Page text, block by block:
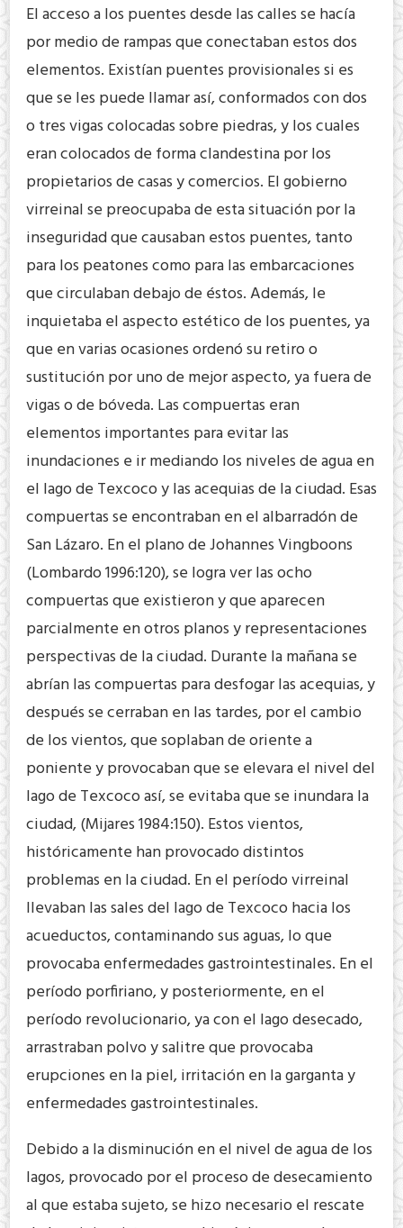
El acceso a los puentes desde las calles se hacía
por medio de rampas que conectaban estos dos
elementos. Existían puentes provisionales si es
que se les puede llamar así, conformados con dos
o tres vigas colocadas sobre piedras, y los cuales
eran colocados de forma clandestina por los
propietarios de casas y comercios. El gobierno
virreinal se preocupaba de esta situación por la
inseguridad que causaban estos puentes, tanto
para los peatones como para las embarcaciones
que circulaban debajo de éstos. Además, le
inquietaba el aspecto estético de los puentes, ya
que en varias ocasiones ordenó su retiro o
sustitución por uno de mejor aspecto, ya fuera de
vigas o de bóveda. Las compuertas eran
elementos importantes para evitar las
inundaciones e ir mediando los niveles de agua en
el lago de Texcoco y las acequias de la ciudad. Esas
compuertas se encontraban en el albarradón de
San Lázaro. En el plano de Johannes Vingboons
(Lombardo 1996:120), se logra ver las ocho
compuertas que existieron y que aparecen
parcialmente en otros planos y representaciones
perspectivas de la ciudad. Durante la mañana se
abrían las compuertas para desfogar las acequias, y
después se cerraban en las tardes, por el cambio
de los vientos, que soplaban de oriente a
poniente y provocaban que se elevara el nivel del
lago de Texcoco así, se evitaba que se inundara la
ciudad, (Mijares 1984:150). Estos vientos,
históricamente han provocado distintos
problemas en la ciudad. En el período virreinal
llevaban las sales del lago de Texcoco hacia los
acueductos, contaminando sus aguas, lo que
provocaba enfermedades gastrointestinales. En el
período porfiriano, y posteriormente, en el
período revolucionario, ya con el lago desecado,
arrastraban polvo y salitre que provocaba
erupciones en la piel, irritación en la garganta y
enfermedades gastrointestinales.
Debido a la disminución en el nivel de agua de los
lagos, provocado por el proceso de desecamiento
al que estaba sujeto, se hizo necesario el rescate